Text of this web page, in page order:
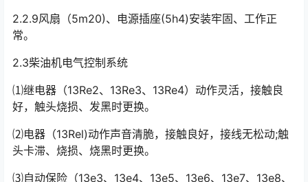
2.2.9风扇（5m20)、电源插座(5h4)安装牢固、工作正
常。
2.3柴油机电气控制系统
⑴继电器（13Re2、13Re3、13Re4）动作灵活，接触良
好，触头烧损、发黑时更换。
⑵电器（13Rel)动作声音清脆，接触良好，接线无松动;触
头卡滞、烧损、烧黑时更换。
⑶自动保险（13e3、13e4、13e5、13e6、13e7、13e8、